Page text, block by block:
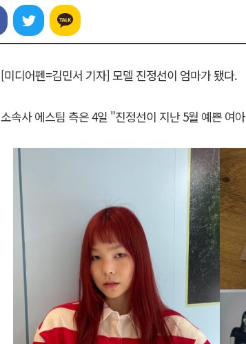
[미디어펜=김민서 기자] 모델 진정선이 엄마가 됐다.
소속사 에스팀 측은 4일 "진정선이 지난 5월 예쁜 여